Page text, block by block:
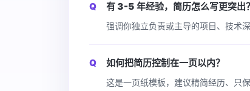
有 3-5 年经验，简历怎么写更突出？
强调你独立负责或主导的项目、技术
如何把简历控制在一页以内？
这是一页纸模板，建议精简经历、只